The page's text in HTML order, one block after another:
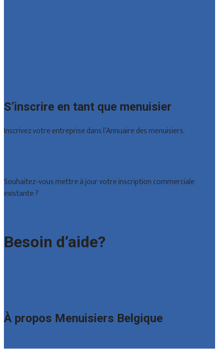
S’inscrire en tant que menuisier
Inscrivez votre entreprise dans l’Annuaire des menuisiers.
Souhaitez-vous mettre à jour votre inscription commerciale
existante ?
Besoin d’aide?
À propos Menuisiers Belgique